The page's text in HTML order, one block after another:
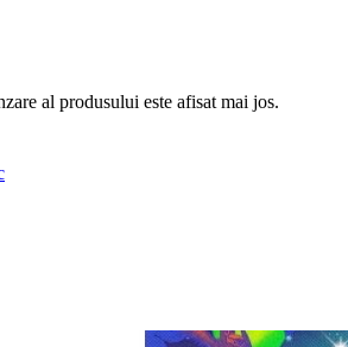
al produsului este afisat mai jos.